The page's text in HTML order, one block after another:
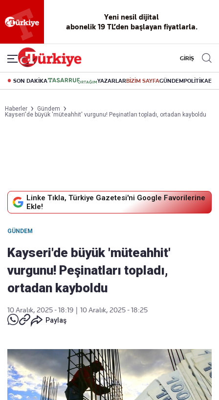
Yeni nesil dijital
abonelik 19 TL’den başlayan fiyatlarla.
GİRİŞ
SON DAKİKA YAZARLARBİZİM SAYFAGÜNDEMPOLİTİKA
Haberler
Gündem
Kayseri'de büyük 'müteahhit' vurgunu! Peşinatları topladı, ortadan kayboldu
Linke Tıkla, Türkiye Gazetesi'ni Google Favorilerine
Ekle!
GÜNDEM
Kayseri'de büyük 'müteahhit'
vurgunu! Peşinatları topladı,
ortadan kayboldu
10 Aralık, 2025 - 18:19
10 Aralık, 2025 - 18:25
Paylaş